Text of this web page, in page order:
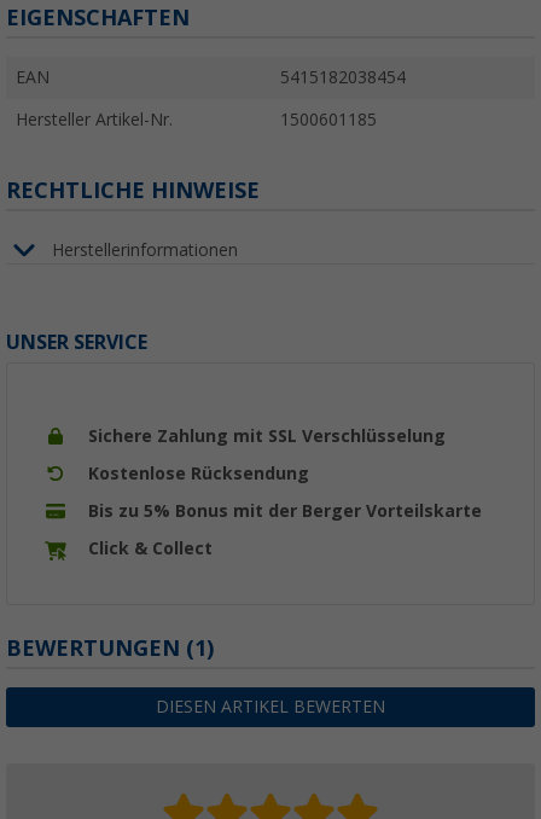
EIGENSCHAFTEN
EAN 5415182038454
Hersteller Artikel-Nr. 1500601185
RECHTLICHE HINWEISE
Herstellerinformationen
UNSER SERVICE
Sichere Zahlung mit SSL Verschlüsselung
Kostenlose Rücksendung
Bis zu 5% Bonus mit der Berger Vorteilskarte
Click & Collect
BEWERTUNGEN (1)
DIESEN ARTIKEL BEWERTEN